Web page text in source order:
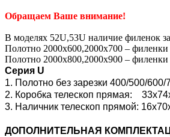
Обращаем Ваше внимание!
В моделях 52U,53U наличие филенок
Полотно 2000х600,2000х700 –
Полотно 2000х800,2000х900 –
Серия U
1. Полотно без зарезки 400/500/
2. Коробка телескоп прямая:
3. Наличник телескоп прямой:
ДОПОЛНИТЕЛЬНАЯ